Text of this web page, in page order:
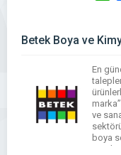
Betek Boya ve
En
ve
boya